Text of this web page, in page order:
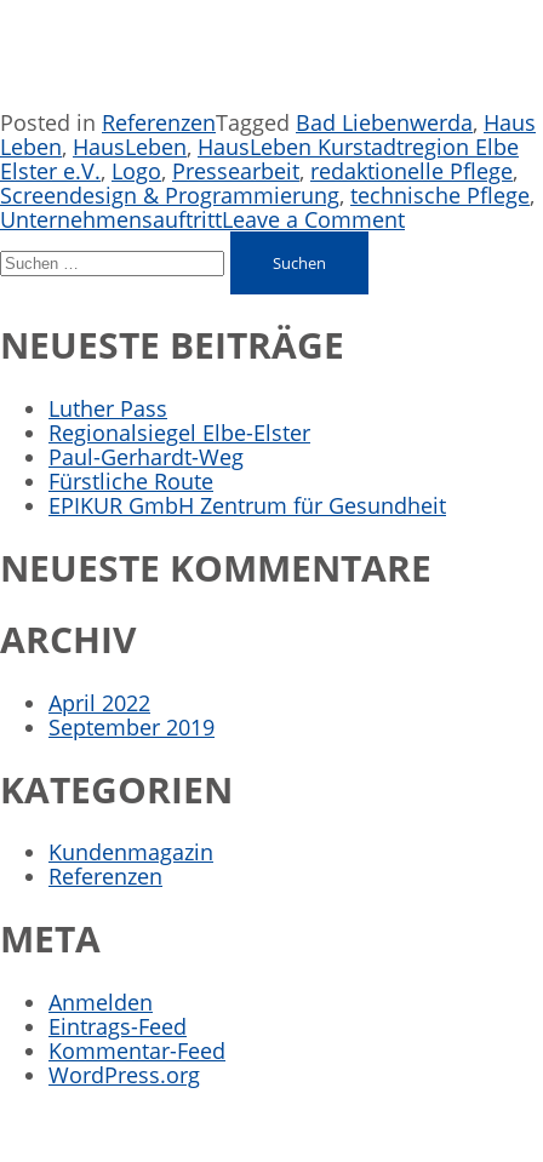
Posted in ReferenzenTagged Bad Liebenwerda, Haus
Leben, HausLeben, HausLeben Kurstadtregion Elbe
Elster e.V., Logo, Pressearbeit, redaktionelle Pflege,
Screendesign & Programmierung, technische Pflege,
UnternehmensauftrittLeave a Comment
NEUESTE BEITRÄGE
Luther Pass
Regionalsiegel Elbe-Elster
Paul-Gerhardt-Weg
Fürstliche Route
EPIKUR GmbH Zentrum für Gesundheit
NEUESTE KOMMENTARE
ARCHIV
April 2022
September 2019
KATEGORIEN
Kundenmagazin
Referenzen
META
Anmelden
Eintrags-Feed
Kommentar-Feed
WordPress.org